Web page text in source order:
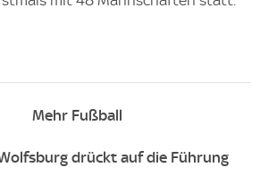
Mehr Fußball
drückt auf die Führung